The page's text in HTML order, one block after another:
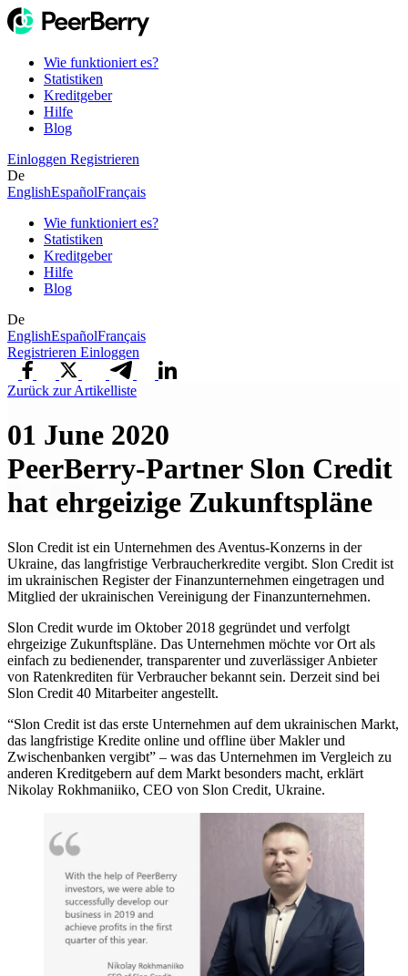
Wie funktioniert es?
Statistiken
Kreditgeber
Hilfe
Blog
Einloggen Registrieren
De
EnglishEspañolFrançais
Wie funktioniert es?
Statistiken
Kreditgeber
Hilfe
Blog
De
EnglishEspañolFrançais
Registrieren Einloggen
Zurück zur Artikelliste
01 June 2020
PeerBerry-Partner Slon Credit
hat ehrgeizige Zukunftspläne
Slon Credit ist ein Unternehmen des Aventus-Konzerns in der
Ukraine, das langfristige Verbraucherkredite vergibt. Slon Credit ist
im ukrainischen Register der Finanzunternehmen eingetragen und
Mitglied der ukrainischen Vereinigung der Finanzunternehmen.
Slon Credit wurde im Oktober 2018 gegründet und verfolgt
ehrgeizige Zukunftspläne. Das Unternehmen möchte vor Ort als
einfach zu bedienender, transparenter und zuverlässiger Anbieter
von Ratenkrediten für Verbraucher bekannt sein. Derzeit sind bei
Slon Credit 40 Mitarbeiter angestellt.
“Slon Credit ist das erste Unternehmen auf dem ukrainischen Markt,
das langfristige Kredite online und offline über Makler und
Zwischenbanken vergibt” – was das Unternehmen im Vergleich zu
anderen Kreditgebern auf dem Markt besonders macht, erklärt
Nikolay Rokhmaniiko, CEO von Slon Credit, Ukraine.